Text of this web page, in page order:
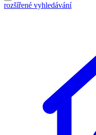
rozšířené vyhledávání